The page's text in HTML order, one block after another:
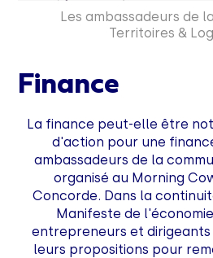
Les ambassadeurs de
Territoires &
Finance
La finance peut-elle être
d'action pour une
ambassadeurs de la
organisé au Morning
Concorde. Dans la
Manifeste de
entrepreneurs et
leurs propositions pour